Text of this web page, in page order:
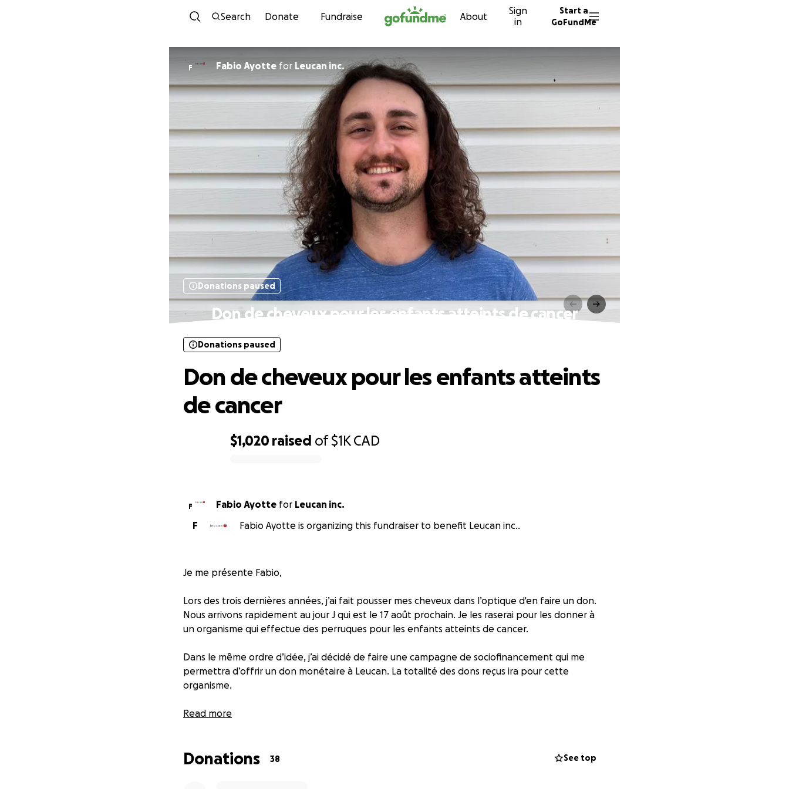
Skip to content
Search Donate Fundraise About
Sign
in
Start a
GoFundMe
F Fabio Ayotte for Leucan inc.
Donations paused
Don de cheveux pour les enfants atteints de cancer
$1,020 raised of$1K CAD
Donations paused
Don de cheveux pour les enfants atteints
de cancer
F Fabio Ayotte for Leucan inc.
F
Fabio Ayotte is organizing this fundraiser to benefit Leucan inc..
Je me présente Fabio,
Lors des trois dernières années, j’ai fait pousser mes cheveux dans l’optique d'en faire un don.
Nous arrivons rapidement au jour J qui est le 17 août prochain. Je les raserai pour les donner à
un organisme qui effectue des perruques pour les enfants atteints de cancer.
Dans le même ordre d’idée, j’ai décidé de faire une campagne de sociofinancement qui me
permettra d’offrir un don monétaire à Leucan. La totalité des dons reçus ira pour cette
organisme.
Merci de m’aider à aider les enfants.
Read more
Donations 38 See top